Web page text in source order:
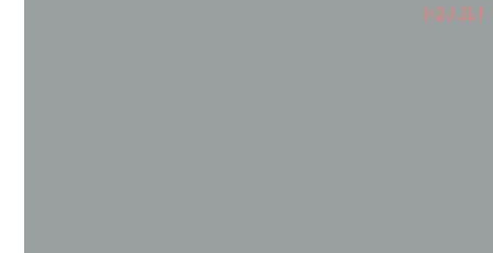
H2J 2L1